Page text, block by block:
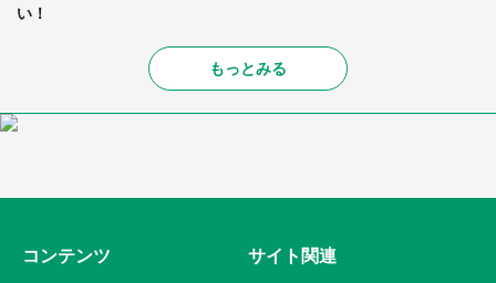
い！
もっとみる
コンテンツ サイト関連